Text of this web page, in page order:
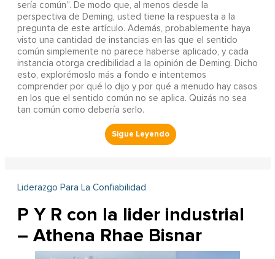
sería común”. De modo que, al menos desde la
perspectiva de Deming, usted tiene la respuesta a la
pregunta de este artículo. Además, probablemente haya
visto una cantidad de instancias en las que el sentido
común simplemente no parece haberse aplicado, y cada
instancia otorga credibilidad a la opinión de Deming. Dicho
esto, explorémoslo más a fondo e intentemos
comprender por qué lo dijo y por qué a menudo hay casos
en los que el sentido común no se aplica. Quizás no sea
tan común como debería serlo.
Liderazgo Para La Confiabilidad
P Y R con la lider industrial
– Athena Rhae Bisnar